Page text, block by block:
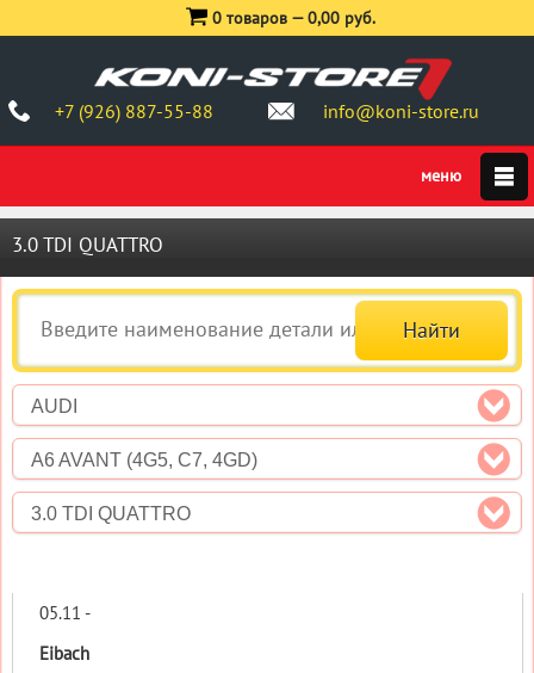
+7 (926) 887-55-88 info@koni-store.ru
0 товаров —0,00 руб.
3.0 TDI QUATTRO
AUDI
A6 AVANT (4G5, C7, 4GD)
3.0 TDI QUATTRO
05.11 -
Eibach